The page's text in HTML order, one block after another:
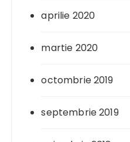
aprilie 2020
martie 2020
octombrie 2019
septembrie 2019